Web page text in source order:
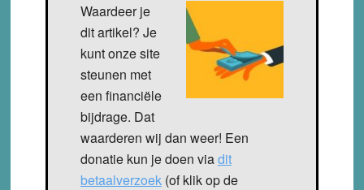
Waardeer je
dit artikel? Je
kunt onze site
steunen met
een financiële
bijdrage. Dat
waarderen wij dan weer! Een
donatie kun je doen viadit
betaalverzoek(of klik op de